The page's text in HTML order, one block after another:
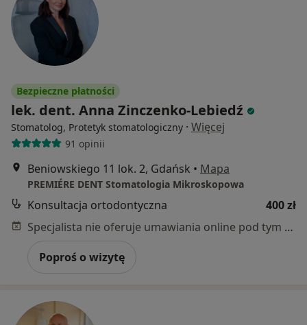
Bezpieczne płatności
lek. dent. Anna Zinczenko-Lebiedź
Stomatolog, Protetyk stomatologiczny · Więcej
91 opinii
Beniowskiego 11 lok. 2, Gdańsk • Mapa
PREMIÉRE DENT Stomatologia Mikroskopowa
Konsultacja ortodontyczna
400 zł
Specjalista nie oferuje umawiania online pod tym adresem.
Poproś o wizytę